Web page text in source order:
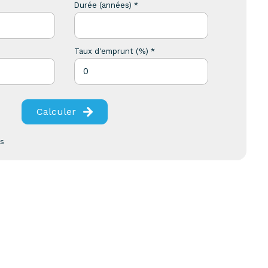
Durée (années) *
Taux d'emprunt (%) *
Calculer